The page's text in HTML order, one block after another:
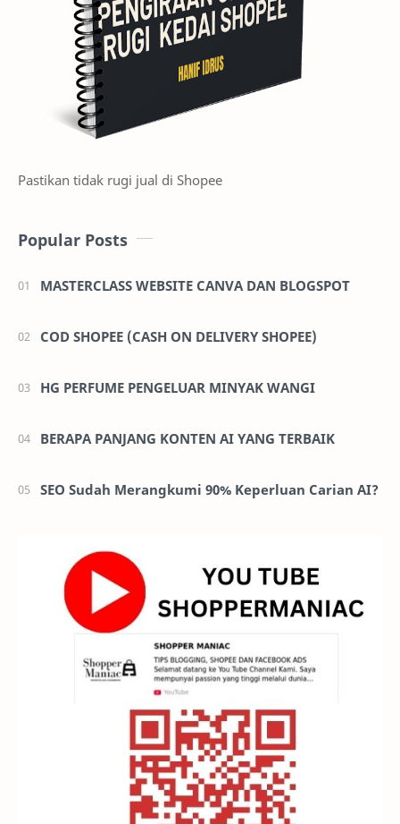
Pastikan tidak rugi jual di Shopee
Popular Posts
MASTERCLASS WEBSITE CANVA DAN BLOGSPOT
COD SHOPEE (CASH ON DELIVERY SHOPEE)
HG PERFUME PENGELUAR MINYAK WANGI
BERAPA PANJANG KONTEN AI YANG TERBAIK
SEO Sudah Merangkumi 90% Keperluan Carian AI?